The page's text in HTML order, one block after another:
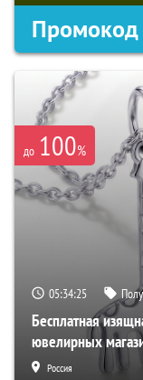
Промокод
до 100%
05:34:24
Бесплатная
ювелирных
Россия